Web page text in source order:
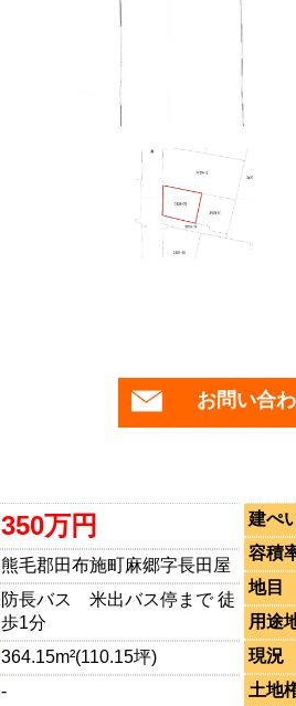
お問い合
350万円
熊毛郡田布施町麻郷字長田屋
防長バス 米出バス停まで 徒
歩1分
364.15m²(110.15坪)
-
建ぺ
容積
地目
用途
現況
土地